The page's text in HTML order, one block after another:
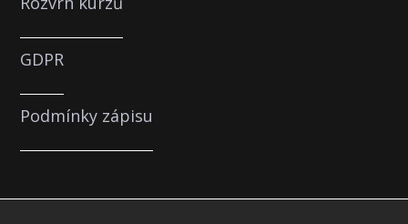
GDPR
Podmínky zápisu